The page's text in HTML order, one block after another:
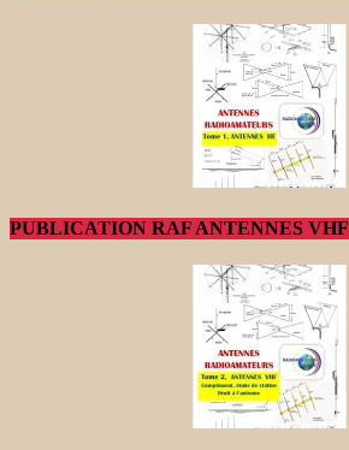
PUBLICATION RAF ANTENNES VHF